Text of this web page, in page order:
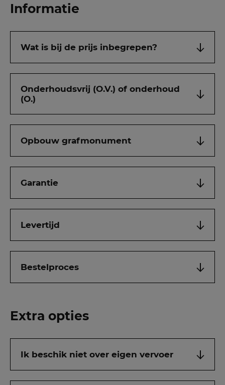
Informatie
Wat is bij de prijs inbegrepen?
Onderhoudsvrij (O.V.) of onderhoud
(O.)
Opbouw grafmonument
Garantie
Levertijd
Bestelproces
Extra opties
Ik beschik niet over eigen vervoer